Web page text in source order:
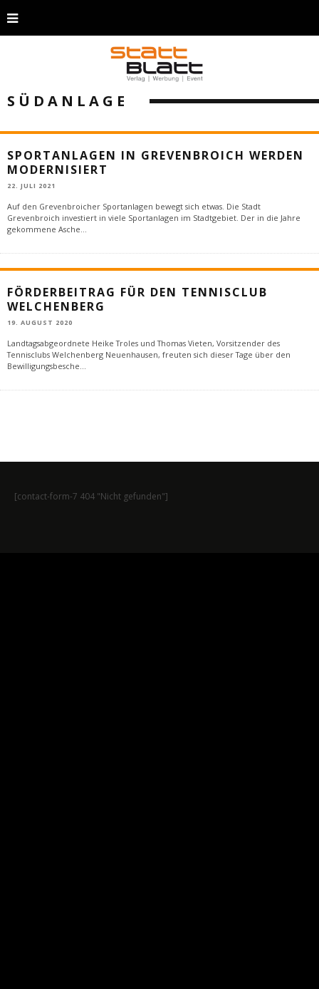
SÜDANLAGE
SPORTANLAGEN IN GREVENBROICH WERDEN
MODERNISIERT
22. JULI 2021
Auf den Grevenbroicher Sportanlagen bewegt sich etwas. Die Stadt
Grevenbroich investiert in viele Sportanlagen im Stadtgebiet. Der in die Jahre
gekommene Asche...
FÖRDERBEITRAG FÜR DEN TENNISCLUB
WELCHENBERG
19. AUGUST 2020
Landtagsabgeordnete Heike Troles und Thomas Vieten, Vorsitzender des
Tennisclubs Welchenberg Neuenhausen, freuten sich dieser Tage über den
Bewilligungsbesche...
[contact-form-7 404 "Nicht gefunden"]